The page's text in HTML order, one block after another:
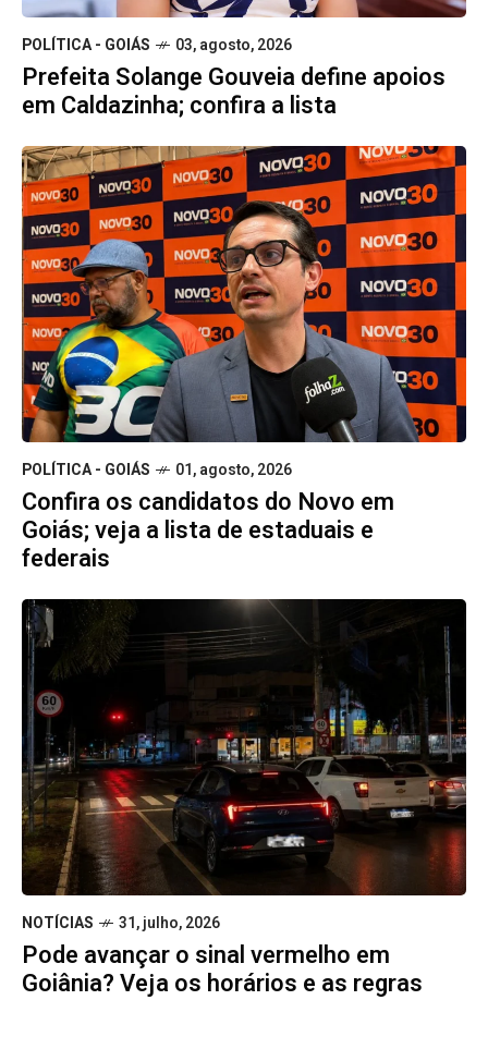
POLÍTICA - GOIÁS 03, agosto, 2026
Prefeita Solange Gouveia define apoios
em Caldazinha; confira a lista
POLÍTICA - GOIÁS 01, agosto, 2026
Confira os candidatos do Novo em
Goiás; veja a lista de estaduais e
federais
NOTÍCIAS 31, julho, 2026
Pode avançar o sinal vermelho em
Goiânia? Veja os horários e as regras